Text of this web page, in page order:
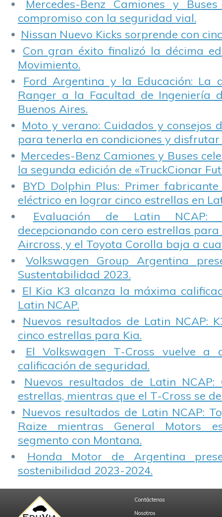
Mercedes-Benz Camiones y
compromiso con la seguridad vial.
Nissan Nuevo Kicks sorprende con
Con gran éxito finalizó la décima
Movimiento.
Ford Argentina y la Educación: La
Ranger a la Facultad de Ingeniería
Buenos Aires.
Moto y verano: Cuidados y consejos
para tenerla en condiciones y disfrutar
Mercedes-Benz Camiones y Buses
la segunda edición de «TruckCionar
BYD Dolphin Plus: Primer
eléctrico en lograr cinco estrellas en
Evaluación de Latin NCAP:
decepcionando con cero estrellas para
Aircross, y el Toyota Corolla baja a
Volkswagen Group Argentina
Sustentabilidad 2023.
El Kia K3 alcanza la máxima
Latin NCAP.
Nuevos resultados de Latin NCAP:
cinco estrellas para Kia.
El Volkswagen T-Cross vuelve a
calificación de seguridad.
Nuevos resultados de Latin NCAP:
estrellas, mientras que el T-Cross se
Nuevos resultados de Latin NCAP:
Raize mientras General Motors
segmento con Montana.
Honda Motor de Argentina
sostenibilidad 2023-2024.
Contáctenos
Nosotros